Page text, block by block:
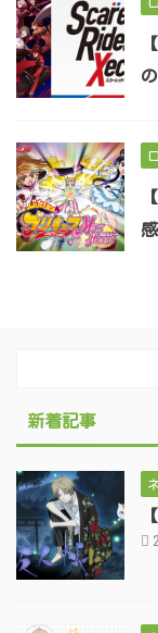
新着記事